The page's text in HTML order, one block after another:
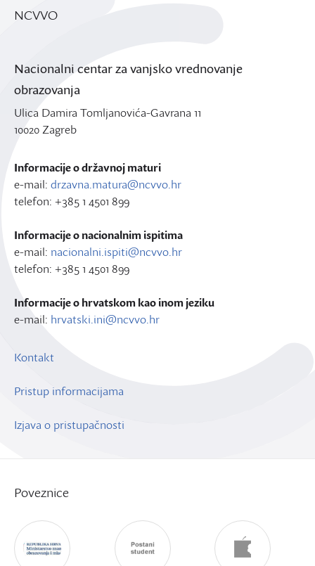
NCVVO
Nacionalni centar za vanjsko vrednovanje
obrazovanja
Ulica Damira Tomljanovića-Gavrana 11
10020 Zagreb
Informacije o državnoj maturi
e-mail: drzavna.matura@ncvvo.hr
telefon: +385 1 4501 899
Informacije o nacionalnim ispitima
e-mail: nacionalni.ispiti@ncvvo.hr
telefon: +385 1 4501 899
Informacije o hrvatskom kao inom jeziku
e-mail: hrvatski.ini@ncvvo.hr
Kontakt
Pristup informacijama
Izjava o pristupačnosti
Poveznice